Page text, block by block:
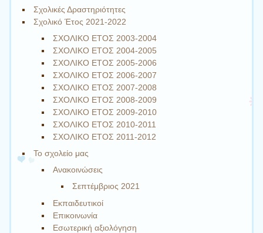
Σχολικές Δραστηριότητες
Σχολικό Έτος 2021-2022
ΣΧΟΛΙΚΟ ΕΤΟΣ 2003-2004
ΣΧΟΛΙΚΟ ΕΤΟΣ 2004-2005
ΣΧΟΛΙΚΟ ΕΤΟΣ 2005-2006
ΣΧΟΛΙΚΟ ΕΤΟΣ 2006-2007
ΣΧΟΛΙΚΟ ΕΤΟΣ 2007-2008
ΣΧΟΛΙΚΟ ΕΤΟΣ 2008-2009
ΣΧΟΛΙΚΟ ΕΤΟΣ 2009-2010
ΣΧΟΛΙΚΟ ΕΤΟΣ 2010-2011
ΣΧΟΛΙΚΟ ΕΤΟΣ 2011-2012
Το σχολείο μας
Ανακοινώσεις
Σεπτέμβριος 2021
Εκπαιδευτικοί
Επικοινωνία
Εσωτερική αξιολόγηση